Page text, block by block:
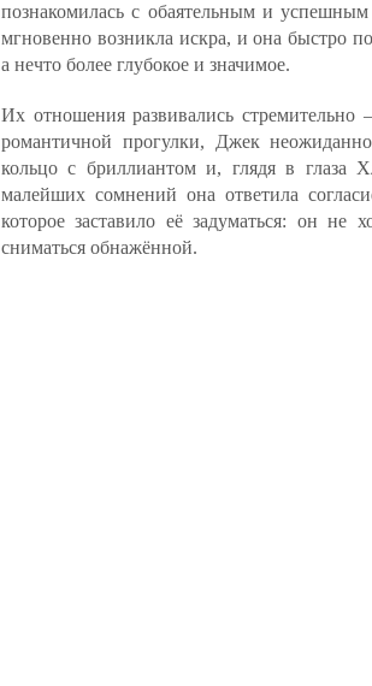
познакомилась с обаятельным и
мгновенно возникла искра, и она быстро
а нечто более глубокое и значимое.
Их отношения развивались
романтичной прогулки, Джек
кольцо с бриллиантом и, глядя в глаза
малейших сомнений она ответила
которое заставило её задуматься: он не
сниматься обнажённой.